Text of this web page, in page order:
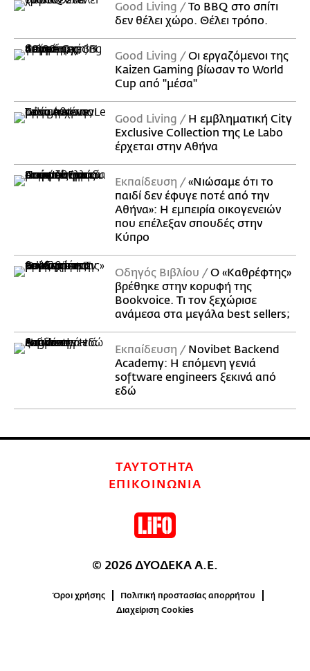
Good Living
Το BBQ στο σπίτι
δεν θέλει χώρο. Θέλει τρόπο.
Good Living
Οι εργαζόμενοι της
Kaizen Gaming βίωσαν το World
Cup από "μέσα"
Good Living
Η εμβληματική City
Exclusive Collection της Le Labo
έρχεται στην Αθήνα
Εκπαίδευση
«Νιώσαμε ότι το
παιδί δεν έφυγε ποτέ από την
Αθήνα»: Η εμπειρία οικογενειών
που επέλεξαν σπουδές στην
Κύπρο
Οδηγός Βιβλίου
Ο «Καθρέφτης»
βρέθηκε στην κορυφή της
Bookvoice. Τι τον ξεχώρισε
ανάμεσα στα μεγάλα best sellers;
Εκπαίδευση
Novibet Backend
Academy: Η επόμενη γενιά
software engineers ξεκινά από
εδώ
ΤΑΥΤΟΤΗΤΑ
ΕΠΙΚΟΙΝΩΝΙΑ
© 2026 ΔΥΟΔΕΚΑ Α.Ε.
Όροι χρήσης
Πολιτική προστασίας απορρήτου
Διαχείριση Cookies